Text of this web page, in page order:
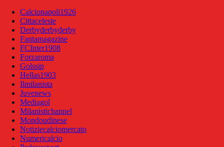
Calcionapoli1926
Cittaceleste
Derbyderbyderby
Fantamagazine
FCInter1908
Forzaroma
Golssip
Hellas1903
Ilmilanista
Juvenews
Mediagol
Milanistichannel
Mondoudinese
Notiziecalciomercato
Numericalcio